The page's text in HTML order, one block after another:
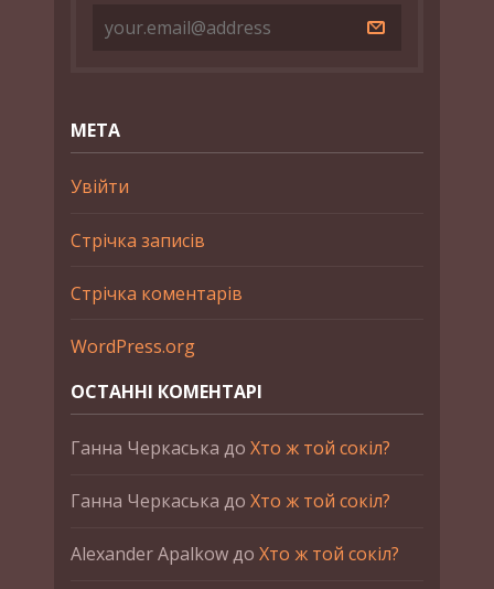
МЕТА
Увійти
Стрічка записів
Стрічка коментарів
WordPress.org
ОСТАННІ КОМЕНТАРІ
Ганна Черкаська до Хто ж той сокіл?
Ганна Черкаська до Хто ж той сокіл?
Alexander Apalkowдо Хто ж той сокіл?